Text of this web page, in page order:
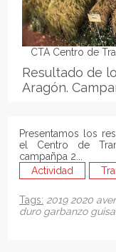
CTA Centro de
Resultado de
Aragón.
Presentamos los
el Centro de
campañpa 2...
Actividad
Tags: 2019 2020
duro garbanzo